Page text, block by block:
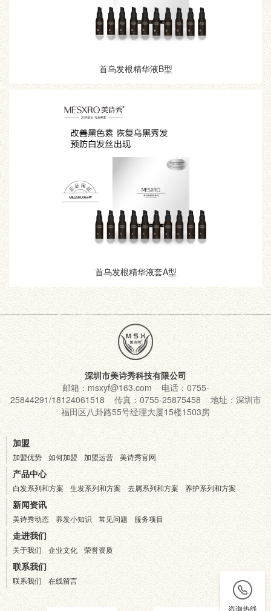
首乌发根精华液B型
首乌发根精华液套A型
深圳市美诗秀科技有限公司
邮箱：msxyf@163.com 电话：0755-
25844291/18124061518 传真：0755-25875458 地址：深圳市
福田区八卦路55号经理大厦15楼1503房
加盟
加盟优势 如何加盟 加盟运营 美诗秀官网
产品中心
白发系列和方案 生发系列和方案 去屑系列和方案 养护系列和方案
新闻资讯
美诗秀动态 养发小知识 常见问题 服务项目
走进我们
关于我们 企业文化 荣誉资质
联系我们
联系我们 在线留言
咨询热线